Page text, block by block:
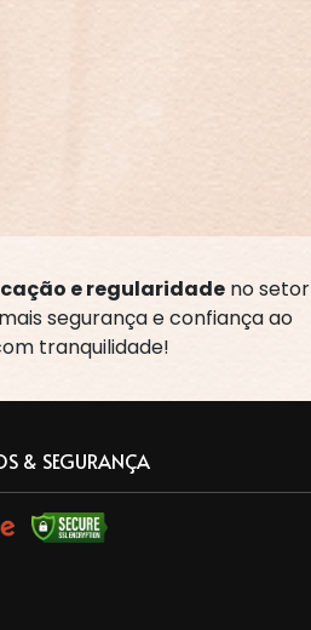
e regularidade no setor
segurança e confiança ao
tranquilidade!
& SEGURANÇA